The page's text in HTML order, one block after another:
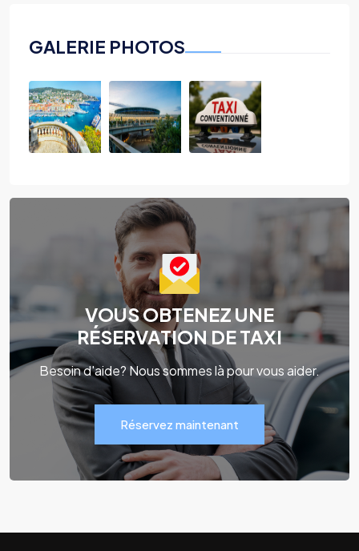
GALERIE PHOTOS
VOUS OBTENEZ UNE
RÉSERVATION DE TAXI
Besoin d'aide? Nous sommes là pour vous aider.
Réservez maintenant